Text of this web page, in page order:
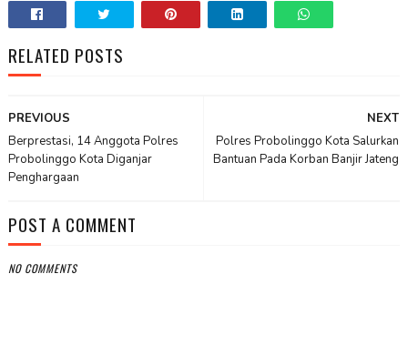
RELATED POSTS
NEXT
Polres Probolinggo Kota Salurkan
Bantuan Pada Korban Banjir Jateng
PREVIOUS
Berprestasi, 14 Anggota Polres
Probolinggo Kota Diganjar
Penghargaan
POST A COMMENT
NO COMMENTS